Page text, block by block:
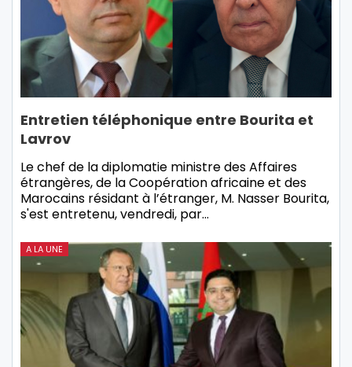
Entretien téléphonique entre Bourita et
Lavrov
Le chef de la diplomatie ministre des Affaires
étrangères, de la Coopération africaine et des
Marocains résidant à l’étranger, M. Nasser Bourita,
s'est entretenu, vendredi, par…
A LA UNE